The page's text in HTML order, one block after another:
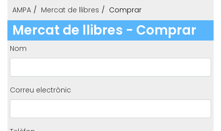
AMPA Mercat de llibres Comprar
Mercat de llibres - Comprar
Nom
Correu electrònic